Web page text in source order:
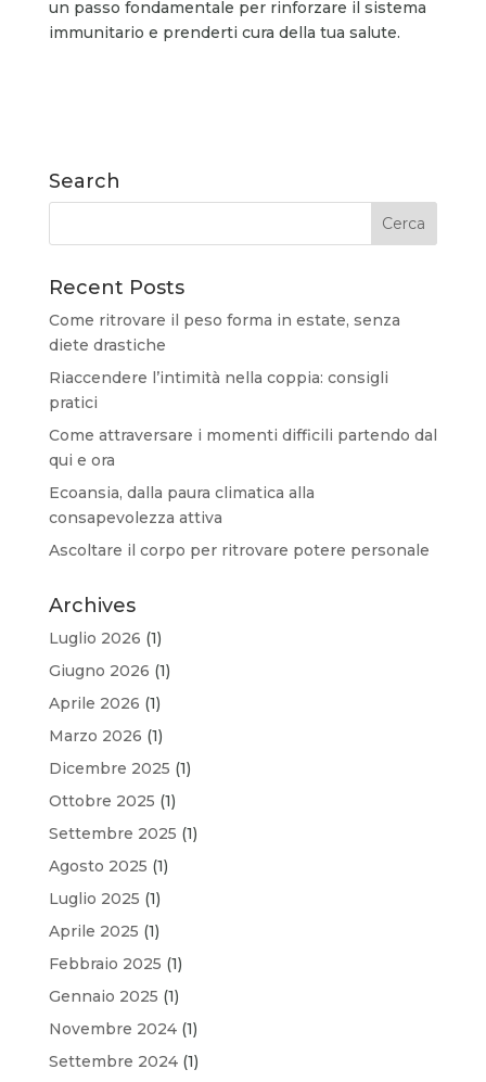
un passo fondamentale per rinforzare il sistema
immunitario e prenderti cura della tua salute.
Search
Recent Posts
Come ritrovare il peso forma in estate, senza
diete drastiche
Riaccendere l’intimità nella coppia: consigli
pratici
Come attraversare i momenti difficili partendo dal
qui e ora
Ecoansia, dalla paura climatica alla
consapevolezza attiva
Ascoltare il corpo per ritrovare potere personale
Archives
Luglio 2026 (1)
Giugno 2026 (1)
Aprile 2026 (1)
Marzo 2026 (1)
Dicembre 2025 (1)
Ottobre 2025 (1)
Settembre 2025 (1)
Agosto 2025 (1)
Luglio 2025 (1)
Aprile 2025 (1)
Febbraio 2025 (1)
Gennaio 2025 (1)
Novembre 2024(1)
Settembre 2024(1)